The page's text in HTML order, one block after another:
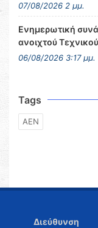
07/08/2026 2 μμ.
Ενημερωτική
ανοιχτού
06/08/2026 3:17 μμ.
Tags
ΑΕΝ
Διεύθυνση